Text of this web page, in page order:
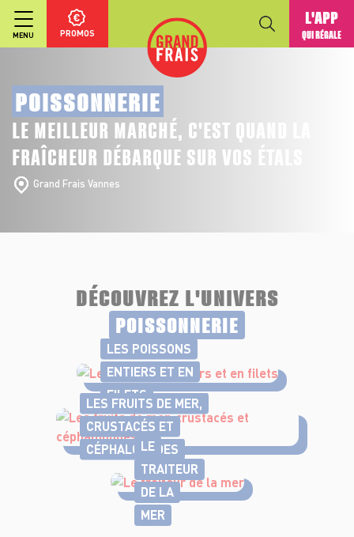
MENU PROMOS
L'APP
QUI RÉGALE
POISSONNERIE
LE MEILLEUR MARCHÉ, C'EST QUAND LA
FRAÎCHEUR DÉBARQUE SUR VOS ÉTALS
Grand Frais Vannes
DÉCOUVREZ L'UNIVERS
POISSONNERIE
LES POISSONS
ENTIERS ET EN
FILETS
LES FRUITS DE MER,
CRUSTACÉS ET
CÉPHALOPODES
LE
TRAITEUR
DE LA
MER